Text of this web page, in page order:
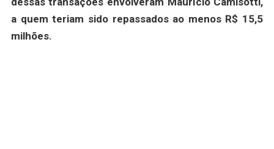
a quem teriam sido repassados ao menos R$ 15,5
milhões.